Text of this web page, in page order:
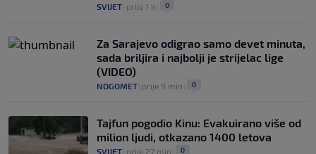
SVIJET prije 1 h 0
Za Sarajevo odigrao samo devet minuta,
sada briljira i najbolji je strijelac lige
(VIDEO)
NOGOMET prije 9 min 0
Tajfun pogodio Kinu: Evakuirano više od
milion ljudi, otkazano 1400 letova
SVIJET prije 27 min 0